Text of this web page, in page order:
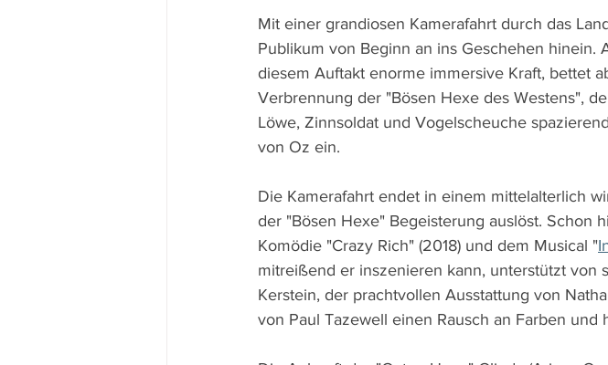
Mit einer grandiosen Kamerafahrt durch das
Publikum von Beginn an ins Geschehen hinein.
diesem Auftakt enorme immersive Kraft, bettet
Verbrennung der "Bösen Hexe des Westens",
Löwe, Zinnsoldat und Vogelscheuche
von Oz ein.
Die Kamerafahrt endet in einem mittelalterlich
der "Bösen Hexe" Begeisterung auslöst. Schon
Komödie "Crazy Rich" (2018) und dem Musical "
mitreißend er inszenieren kann, unterstützt von
Kerstein, der prachtvollen Ausstattung von
von Paul Tazewell einen Rausch an Farben und